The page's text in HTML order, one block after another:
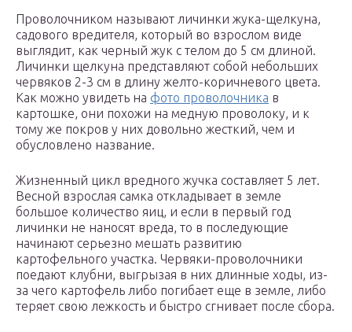
Проволочником называют личинки жука-щелкуна,
садового вредителя, который во взрослом виде
выглядит, как черный жук с телом до 5 см длиной.
Личинки щелкуна представляют собой небольших
червяков 2-3 см в длину желто-коричневого цвета.
Как можно увидеть на фото проволочника в
картошке, они похожи на медную проволоку, и к
тому же покров у них довольно жесткий, чем и
обусловлено название.
Жизненный цикл вредного жучка составляет 5 лет.
Весной взрослая самка откладывает в земле
большое количество яиц, и если в первый год
личинки не наносят вреда, то в последующие
начинают серьезно мешать развитию
картофельного участка. Червяки-проволочники
поедают клубни, выгрызая в них длинные ходы, из-
за чего картофель либо погибает еще в земле, либо
теряет свою лежкость и быстро сгнивает после сбора.